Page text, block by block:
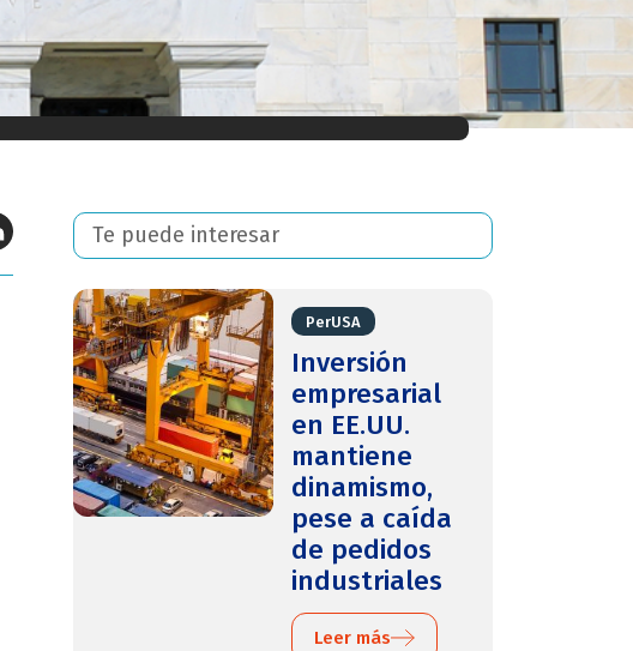
Te puede interesar
PerUSA
Inversión
empresarial
en EE.UU.
mantiene
dinamismo,
pese a caída
de pedidos
industriales
Leer más